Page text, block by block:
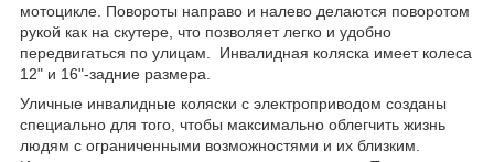
мотоцикле. Повороты направо и налево делаются поворотом
рукой как на скутере, что позволяет легко и удобно
передвигаться по улицам. Инвалидная коляска имеет колеса
12" и 16"-задние размера.
Уличные инвалидные коляски с электроприводом созданы
специально для того, чтобы максимально облегчить жизнь
людям с ограниченными возможностями и их близким.